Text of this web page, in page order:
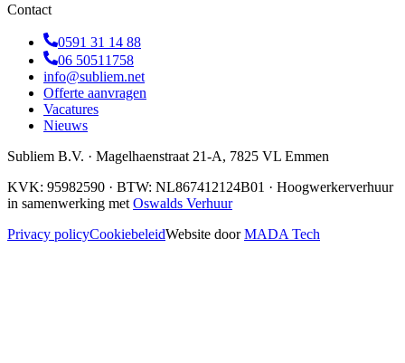
Contact
0591 31 14 88
06 50511758
info@subliem.net
Offerte aanvragen
Vacatures
Nieuws
Subliem B.V. · Magelhaenstraat 21-A, 7825 VL Emmen
KVK: 95982590 · BTW: NL867412124B01 · Hoogwerkerverhuur
in samenwerking met Oswalds Verhuur
Privacy policyCookiebeleidWebsite door MADA Tech